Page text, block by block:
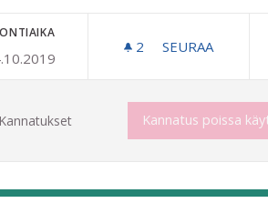
KIIPEILYTELINE
2 2 SEURAAJAA
SEURAA
Kannatukset Kannatus poissa